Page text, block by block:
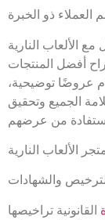
العملاء ذو ​​الخبرة
الألعاب النارية
أفضل المنتجات
عروضًا توضيحية،
الجميع وتحقيق
الألعاب النارية
والشهادات
القانونية تراخيصها